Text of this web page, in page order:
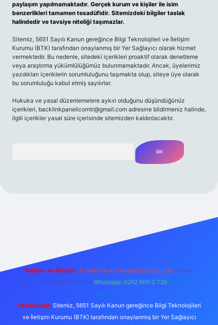
paylaşım yapılmamaktadır. Gerçek kurum ve kişiler ile isim
benzerlikleri tamamen tesadüfidir. Sitemizdeki bilgiler taslak
halindedir ve tavsiye niteliği taşımazlar.
Sitemiz, 5651 Sayılı Kanun gereğince Bilgi Teknolojileri ve İletişim
Kurumu (BTK) tarafından onaylanmış bir Yer Sağlayıcı olarak hizmet
vermektedir. Bu nedenle, sitedeki içerikleri proaktif olarak denetleme
veya araştırma yükümlülüğümüz bulunmamaktadır. Ancak, üyelerimiz
yazdıkları içeriklerin sorumluluğunu taşımakta olup, siteye üye olarak
bu sorumluluğu kabul etmiş sayılırlar.
Hukuka ve yasal düzenlemelere aykırı olduğunu düşündüğünüz
içerikleri, backlinkpanelicomtr@gmail.com adresine bildirmeniz halinde,
ilgili içerikler yasal süre içerisinde sitemizden kaldırılacaktır.
www.betexper.xyz/
Reklam ve İletişim: E-mail: backlinkpaneli@gmail.com Teams:
forumhizmeti@gmail.com Whatsapp: 0262 606 0 726 Telegram:
@karabul
Yasal Uyarı: Sitemiz, 5651 Sayılı Kanun gereğince Bilgi Teknolojileri
ve İletişim Kurumu (BTK) tarafından onaylanmış bir Yer Sağlayıcı